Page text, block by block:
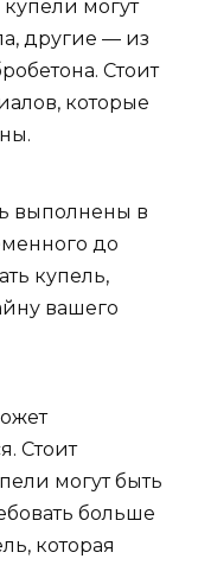
могут
другие — из
Стоит
которые
выполнены в
до
купель,
вашего
Стоит
могут быть
больше
которая